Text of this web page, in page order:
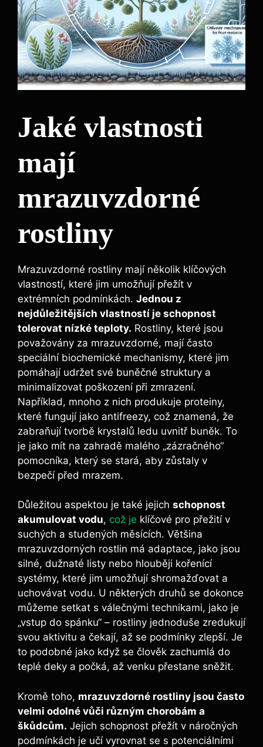
Jaké vlastnosti
mají
mrazuvzdorné
rostliny
Mrazuvzdorné rostliny mají několik klíčových
vlastností, které jim umožňují přežít v
extrémních podmínkách. Jednou z
nejdůležitějších vlastností je schopnost
tolerovat nízké teploty. Rostliny, které jsou
považovány za mrazuvzdorné, mají často
speciální biochemické mechanismy, které jim
pomáhají udržet své buněčné struktury a
minimalizovat poškození při zmrazení.
Například, mnoho z nich produkuje proteiny,
které fungují jako antifreezy, což znamená, že
zabraňují tvorbě krystalů ledu uvnitř buněk. To
je jako mít na zahradě malého „zázračného“
pomocníka, který se stará, aby zůstaly v
bezpečí před mrazem.
Důležitou aspektou je také jejich schopnost
akumulovat vodu, což je klíčové pro přežití v
suchých a studených měsících. Většina
mrazuvzdorných rostlin má adaptace, jako jsou
silné, dužnaté listy nebo hlouběji kořenící
systémy, které jim umožňují shromažďovat a
uchovávat vodu. U některých druhů se dokonce
můžeme setkat s válečnými technikami, jako je
„vstup do spánku“ – rostliny jednoduše zredukují
svou aktivitu a čekají, až se podmínky zlepší. Je
to podobné jako když se člověk zachumlá do
teplé deky a počká, až venku přestane sněžit.
Kromě toho, mrazuvzdorné rostliny jsou často
velmi odolné vůči různým chorobám a
škůdcům. Jejich schopnost přežít v náročných
podmínkách je učí vyrovnat se s potenciálními